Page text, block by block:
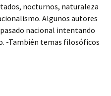
nocturnos, naturaleza
Algunos autores
nacional intentando
-También temas filosóficos